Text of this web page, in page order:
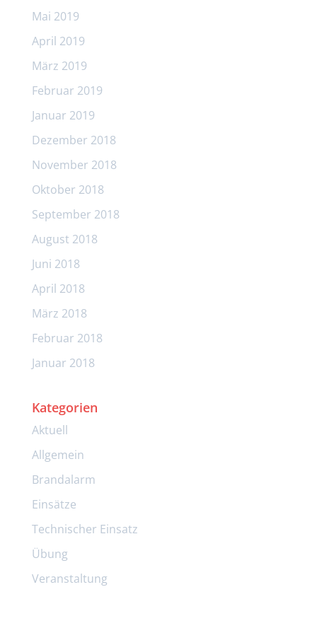
Mai 2019
April 2019
März 2019
Februar 2019
Januar 2019
Dezember 2018
November 2018
Oktober 2018
September 2018
August 2018
Juni 2018
April 2018
März 2018
Februar 2018
Januar 2018
Kategorien
Aktuell
Allgemein
Brandalarm
Einsätze
Technischer Einsatz
Übung
Veranstaltung